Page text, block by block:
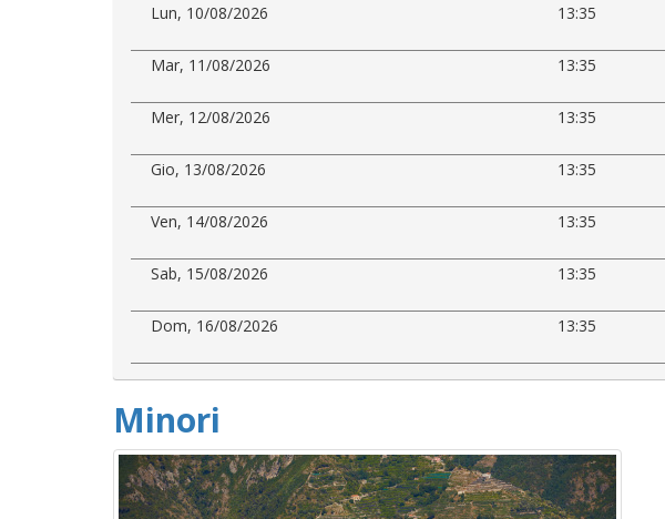
Lun, 10/08/2026 13:35
Mar, 11/08/2026 13:35
Mer, 12/08/2026 13:35
Gio, 13/08/2026 13:35
Ven, 14/08/2026 13:35
Sab, 15/08/2026 13:35
Dom, 16/08/2026 13:35
Minori